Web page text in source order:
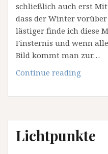
schließlich auch erst
dass der Winter
lästiger finde ich diese
Finsternis und wenn
Bild kommt man zur…
Continue reading
Lichtpunkte